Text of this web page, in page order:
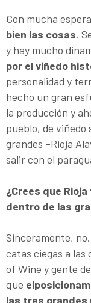
Con mucha
bien las cosas.
y hay mucho
por el viñedo
personalidad y
hecho un gran
la producción y
pueblo, de viñedo
grandes –Rioja
salir con el
¿Crees que
dentro de las
Sinceramente,
catas ciegas a las
of Wine y gente
que el
las tres grandes